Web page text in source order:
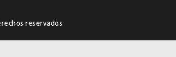
reservados